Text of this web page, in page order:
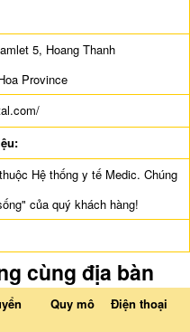
5, Hoang Thanh
Province
Hệ thống y tế Medic. Chúng
của quý khách hàng!
cùng địa bàn
Quy mô Điện thoại